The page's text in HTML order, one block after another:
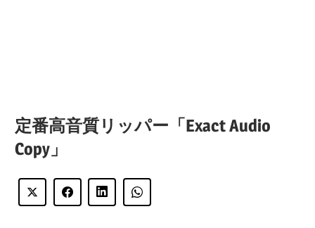
定番高音質リッパー「Exact Audio
Copy」